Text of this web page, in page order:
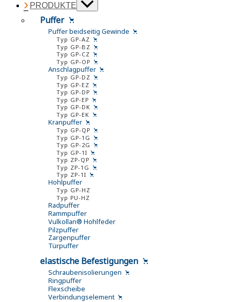
PRODUKTE
Puffer
Puffer beidseitig Gewinde
Typ GP-AZ
Typ GP-BZ
Typ GP-CZ
Typ GP-OP
Anschlagpuffer
Typ GP-DZ
Typ GP-EZ
Typ GP-DP
Typ GP-EP
Typ GP-DK
Typ GP-EK
Kranpuffer
Typ GP-QP
Typ GP-1G
Typ GP-2G
Typ GP-1I
Typ ZP-QP
Typ ZP-1G
Typ ZP-1I
Hohlpuffer
Typ GP-HZ
Typ PU-HZ
Radpuffer
Rammpuffer
Vulkollan® Hohlfeder
Pilzpuffer
Zargenpuffer
Türpuffer
elastische Befestigungen
Schraubenisolierungen
Ringpuffer
Flexscheibe
Verbindungselement